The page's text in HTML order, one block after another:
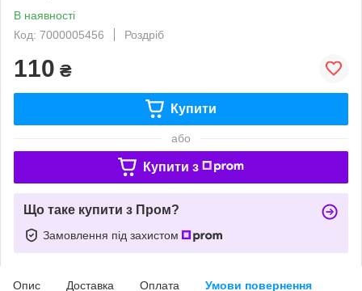
В наявності
Код: 7000005456
Роздріб
110 ₴
Купити
або
Купити з
Що таке купити з Пром?
Замовлення під захистом
Опис Доставка Оплата Умови повернення